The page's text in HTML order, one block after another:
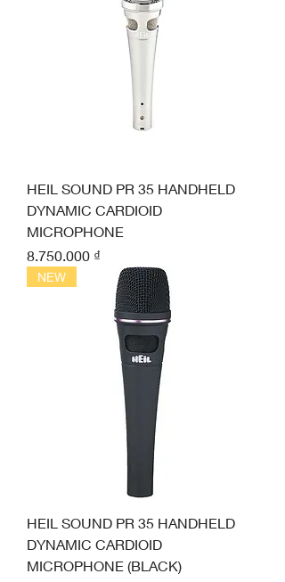
HEIL SOUND PR 35 HANDHELD
DYNAMIC CARDIOID
MICROPHONE
Giá
8.750.000 ₫
NEW
HEIL SOUND PR 35 HANDHELD
DYNAMIC CARDIOID
MICROPHONE (BLACK)